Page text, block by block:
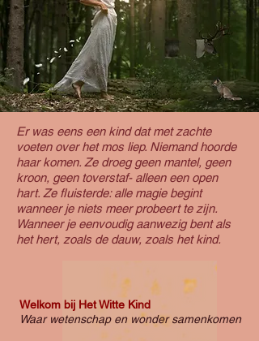
Er was eens een kind dat met zachte
voeten over het mos liep. Niemand hoorde
haar komen. Ze droeg geen mantel, geen
kroon, geen toverstaf- alleen een open
hart. Ze fluisterde: alle magie begint
wanneer je niets meer probeert te zijn.
Wanneer je eenvoudig aanwezig bent als
het hert, zoals de dauw, zoals het kind.
Welkom bij Het Witte Kind
Waar wetenschap en wonder samenkomen